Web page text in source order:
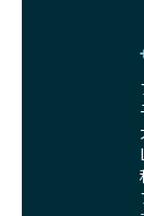
ます。この活
護活動の支援に
でなく、すべ
な一歩です。
子犬をお迎え
支えることがで
営利優先ブリ
な繁殖を行い
担をかけたり
ど、健康を犠
うな方法では
にとっても将
優良ブリーダ
健康を最優先